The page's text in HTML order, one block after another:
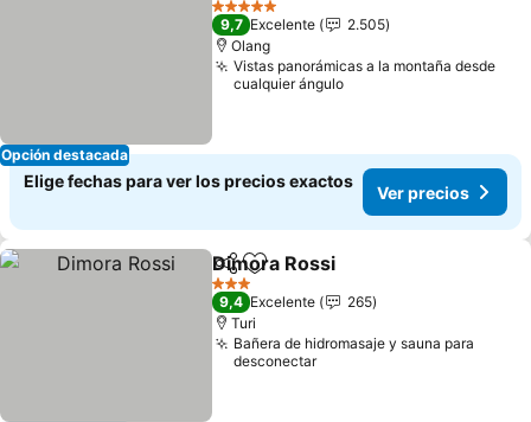
Opción destacada
5 Estrellas
9,7 Excelente
2.505
Olang
Vistas panorámicas a la montaña desde
cualquier ángulo
Elige fechas para ver los precios exactos
Ver precios
CompartirAgregar a favoritos
Dimora Rossi
3 Estrellas
9,4 Excelente
265
Turi
Bañera de hidromasaje y sauna para
desconectar